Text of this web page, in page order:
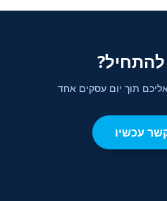
להתחיל?
תוך יום עסקים אחד
עכשיו